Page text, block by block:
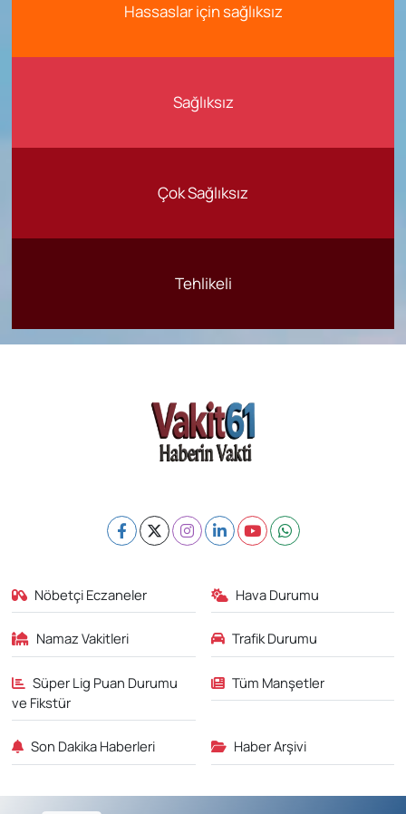
Hassaslar için sağlıksız
Sağlıksız
Çok Sağlıksız
Tehlikeli
Nöbetçi Eczaneler Hava Durumu
Namaz Vakitleri Trafik Durumu
Süper Lig Puan Durumu
ve Fikstür
Tüm Manşetler
Son Dakika Haberleri Haber Arşivi